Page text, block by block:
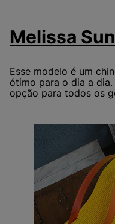
Melissa
Esse modelo é um
ótimo para o dia a dia.
opção para todos os